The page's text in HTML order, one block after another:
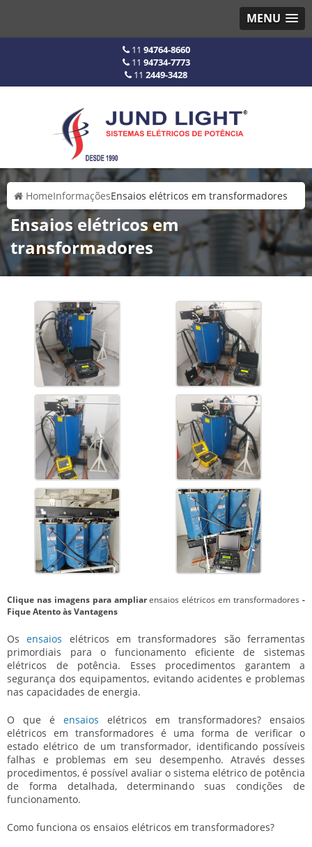
MENU
11 94764-8660
11 94734-7773
11 2449-3428
HomeInformaçõesEnsaios elétricos em transformadores
Ensaios elétricos em
transformadores
Clique nas imagens para ampliarensaios elétricos em transformadores -
Fique Atento às Vantagens
Osensaios elétricos em transformadores são ferramentas
primordiais para o funcionamento eficiente de sistemas
elétricos de potência. Esses procedimentos garantem a
segurança dos equipamentos, evitando acidentes e problemas
nas capacidades de energia.
O que é ensaios elétricos em transformadores? ensaios
elétricos em transformadores é uma forma de verificar o
estado elétrico de um transformador, identificando possíveis
falhas e problemas em seu desempenho. Através desses
procedimentos, é possível avaliar o sistema elétrico de potência
de forma detalhada, determinando suas condições de
funcionamento.
Como funciona os ensaios elétricos em transformadores?